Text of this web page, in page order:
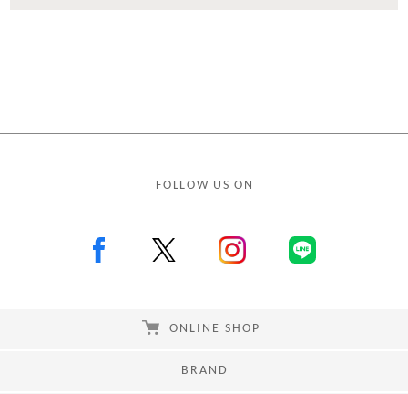
FOLLOW US ON
ONLINE SHOP
BRAND